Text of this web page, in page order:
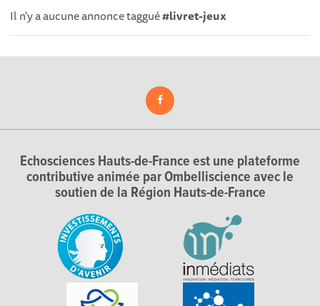
Il n'y a aucune annonce taggué#livret-jeux
Echosciences Hauts-de-France est une plateforme
contributive animée par Ombelliscience avec le
soutien de la Région Hauts-de-France